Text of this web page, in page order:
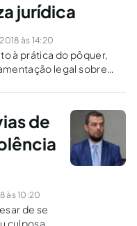
jurídica
às 14:20
à prática do pôquer,
legal sobre
de
às 10:20
de se
culposa,